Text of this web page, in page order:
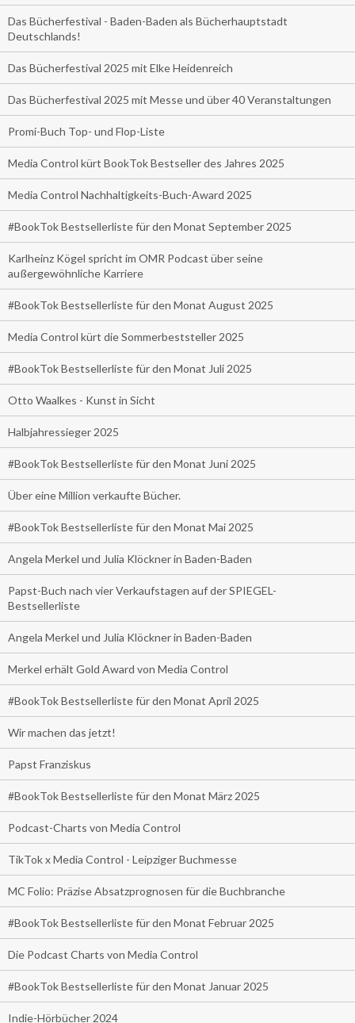
Das Bücherfestival - Baden-Baden als Bücherhauptstadt
Deutschlands!
Das Bücherfestival 2025 mit Elke Heidenreich
Das Bücherfestival 2025 mit Messe und über 40 Veranstaltungen
Promi-Buch Top- und Flop-Liste
Media Control kürt BookTok Bestseller des Jahres 2025
Media Control Nachhaltigkeits-Buch-Award 2025
#BookTok Bestsellerliste für den Monat September 2025
Karlheinz Kögel spricht im OMR Podcast über seine
außergewöhnliche Karriere
#BookTok Bestsellerliste für den Monat August 2025
Media Control kürt die Sommerbeststeller 2025
#BookTok Bestsellerliste für den Monat Juli 2025
Otto Waalkes - Kunst in Sicht
Halbjahressieger 2025
#BookTok Bestsellerliste für den Monat Juni 2025
Über eine Million verkaufte Bücher.
#BookTok Bestsellerliste für den Monat Mai 2025
Angela Merkel und Julia Klöckner in Baden-Baden
Papst-Buch nach vier Verkaufstagen auf der SPIEGEL-
Bestsellerliste
Angela Merkel und Julia Klöckner in Baden-Baden
Merkel erhält Gold Award von Media Control
#BookTok Bestsellerliste für den Monat April 2025
Wir machen das jetzt!
Papst Franziskus
#BookTok Bestsellerliste für den Monat März 2025
Podcast-Charts von Media Control
TikTok x Media Control - Leipziger Buchmesse
MC Folio: Präzise Absatzprognosen für die Buchbranche
#BookTok Bestsellerliste für den Monat Februar 2025
Die Podcast Charts von Media Control
#BookTok Bestsellerliste für den Monat Januar 2025
Indie-Hörbücher 2024